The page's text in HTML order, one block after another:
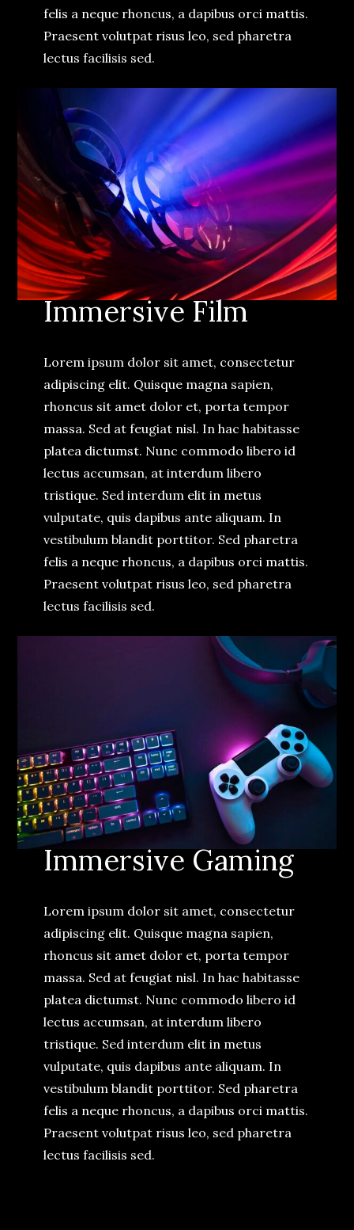
felis a neque rhoncus, a dapibus orci mattis.
Praesent volutpat risus leo, sed pharetra
lectus facilisis sed.
Immersive Film
Lorem ipsum dolor sit amet, consectetur
adipiscing elit. Quisque magna sapien,
rhoncus sit amet dolor et, porta tempor
massa. Sed at feugiat nisl. In hac habitasse
platea dictumst. Nunc commodo libero id
lectus accumsan, at interdum libero
tristique. Sed interdum elit in metus
vulputate, quis dapibus ante aliquam. In
vestibulum blandit porttitor. Sed pharetra
felis a neque rhoncus, a dapibus orci mattis.
Praesent volutpat risus leo, sed pharetra
lectus facilisis sed.
Immersive Gaming
Lorem ipsum dolor sit amet, consectetur
adipiscing elit. Quisque magna sapien,
rhoncus sit amet dolor et, porta tempor
massa. Sed at feugiat nisl. In hac habitasse
platea dictumst. Nunc commodo libero id
lectus accumsan, at interdum libero
tristique. Sed interdum elit in metus
vulputate, quis dapibus ante aliquam. In
vestibulum blandit porttitor. Sed pharetra
felis a neque rhoncus, a dapibus orci mattis.
Praesent volutpat risus leo, sed pharetra
lectus facilisis sed.